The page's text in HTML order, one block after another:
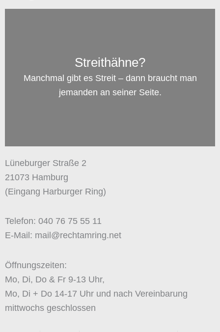
Streithähne?
Manchmal gibt es Streit – dann braucht man
jemanden an seiner Seite.
Lüneburger Straße 2
21073 Hamburg
(Eingang Harburger Ring)
Telefon: 040 76 75 55 11
E-Mail: mail@rechtamring.net
Öffnungszeiten:
Mo, Di, Do & Fr 9-13 Uhr,
Mo, Di + Do 14-17 Uhr und nach Vereinbarung
mittwochs geschlossen